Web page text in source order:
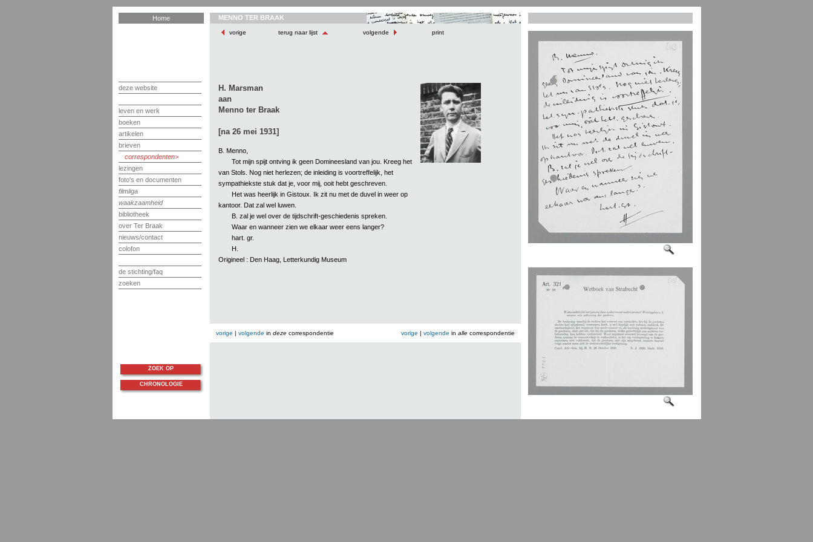
Home
deze website
leven en werk
boeken
artikelen
brieven
correspondenten
lezingen
foto's en documenten
filmliga
waakzaamheid
bibliotheek
over Ter Braak
nieuws/contact
colofon
de stichting/faq
zoeken
MENNO TER BRAAK
vorige terug naar lijst volgende print
H. Marsman
aan
Menno ter Braak
[na 26 mei 1931]
B. Menno,
Tot mijn spijt ontving ik geen Domineesland van jou. Kreeg het
van Stols. Nog niet herlezen; de inleiding is voortreffelijk, het
sympathiekste stuk dat je, voor mij, ooit hebt geschreven.
Het was heerlijk in Gistoux. Ik zit nu met de duvel in weer op
kantoor. Dat zal wel luwen.
B. zal je wel over de tijdschrift-geschiedenis spreken.
Waar en wanneer zien we elkaar weer eens langer?
hart. gr.
H.
Origineel : Den Haag, Letterkundig Museum
vorige | volgende in dezecorrespondentie vorige | volgende in allecorrespondentie
ZOEK OP
CHRONOLOGIE